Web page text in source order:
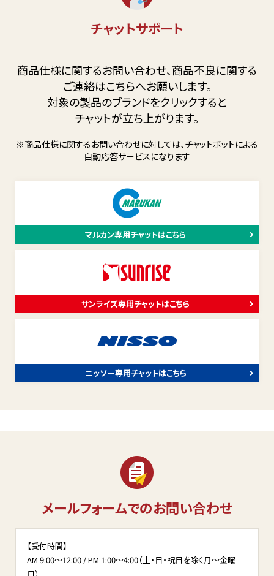
チャットサポート
商品仕様に関するお問い合わせ、商品不良に関する
ご連絡はこちらへお願いします。
対象の製品のブランドをクリックすると
チャットが立ち上がります。
※商品仕様に関するお問い合わせに対しては、チャットボットによる
自動応答サービスになります
マルカン専用チャットはこちら
サンライズ専用チャットはこちら
ニッソー専用チャットはこちら
メールフォームでのお問い合わせ
【受付時間】
AM 9:00～12:00 / PM 1:00～4:00（土・日・祝日を除く月～金曜